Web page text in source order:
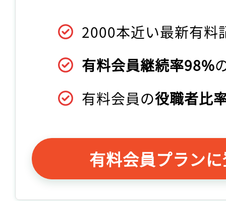
2000本近い最新有料
有料会員継続率98%
有料会員の役職者比
有料会員プラン